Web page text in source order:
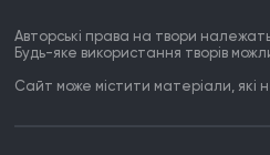
Авторські права на твори
Будь-яке використання творів
Сайт може містити матеріали, які